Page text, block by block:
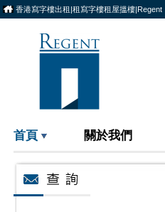
香港寫字樓出租|租寫字樓租屋搵樓|Regent
首頁 關於我們